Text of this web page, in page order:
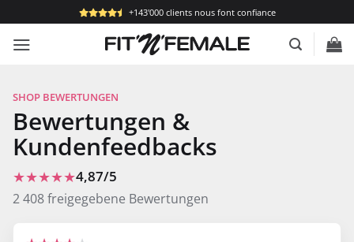
au
contenu
+143'000 clients nous font confiance
SHOP BEWERTUNGEN
Bewertungen &
Kundenfeedbacks
★★★★★4,87/5
2 408 freigegebene Bewertungen